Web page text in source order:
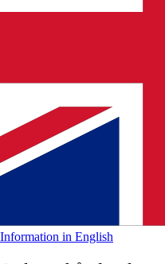
Information in English